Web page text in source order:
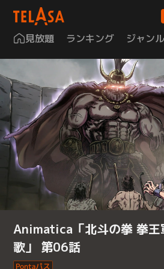
見放題 ランキング ジャンル
Animatica「北斗の拳 拳王
歌」 第06話